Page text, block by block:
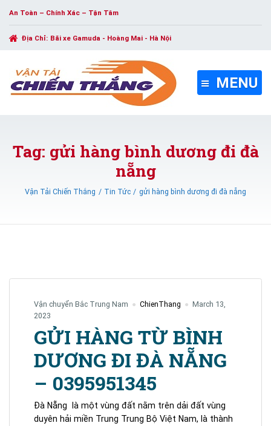
An Toàn – Chính Xác – Tận Tâm
Địa Chỉ: Bãi xe Gamuda - Hoàng Mai - Hà Nội
MENU
Tag: gửi hàng bình dương đi đà
nẵng
Vận Tải Chiến Thắng Tin Tức gửi hàng bình dương đi đà nẵng
Vận chuyển Bắc Trung Nam ChienThang
March 13,
2023
GỬI HÀNG TỪ BÌNH
DƯƠNG ĐI ĐÀ NẴNG
– 0395951345
Đà Nẵng là một vùng đất nằm trên dải đất vùng
duyên hải miền Trung Trung Bộ Việt Nam, là thành